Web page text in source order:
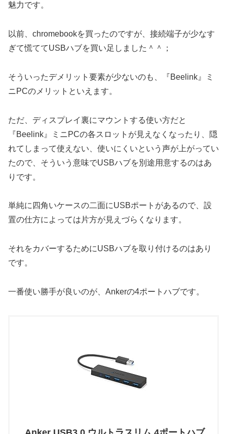
魅力です。
以前、chromebookを買ったのですが、接続端子が少なす
ぎて慌ててUSBハブを買い足しました＾＾；
そういったデメリット要素が少ないのも、『Beelink』ミ
ニPCのメリットといえます。
ただ、ディスプレイ裏にマウントする使い方だと
『Beelink』ミニPCの各スロットが見えなくなったり、隠
れてしまって使えない、使いにくいという声が上がってい
たので、そういう意味でUSBハブを別途用意するのはあ
りです。
単純に四角いケースの二面にUSBポートがあるので、設
置の仕方によっては片方が見えづらくなります。
それをカバーするためにUSBハブを取り付けるのはあり
です。
一番使い勝手が良いのが、Ankerの4ポートハブです。